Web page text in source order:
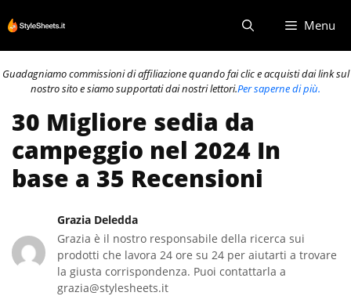
al
contenuto
Menu
Guadagniamo commissioni di affiliazione quando fai clic e acquisti dai link sul
nostro sito e siamo supportati dai nostri lettori.Per saperne di più.
30 Migliore sedia da
campeggio nel 2024 In
base a 35 Recensioni
Grazia Deledda
Grazia è il nostro responsabile della ricerca sui
prodotti che lavora 24 ore su 24 per aiutarti a trovare
la giusta corrispondenza. Puoi contattarla a
grazia@stylesheets.it